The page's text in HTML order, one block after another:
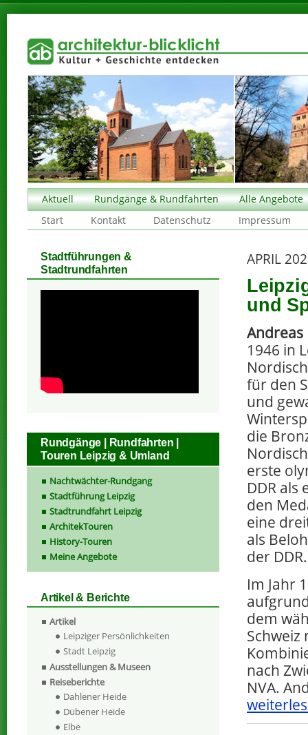
Aktuell Rundgänge & Rundfahrten
Alle Angebote
Start
Kontakt Datenschutz Impressum
APRIL
und
1946 in
für den
und
die
erste
DDR als
den
eine
als
der DDR.
Im Jahr
dem
nach
NVA.
Stadtführungen &
Stadtrundfahrten
Rundgänge | Rundfahrten |
Touren Leipzig & Umland
Nachtwächter-Rundgang
Stadtführung Leipzig
Stadtrundfahrt Leipzig
ArchitekTouren
History-Touren
Meine Angebote
Artikel & Berichte
Artikel
Leipziger Persönlichkeiten
Stadt Leipzig
Ausstellungen & Museen
Reiseberichte
Dahlener Heide
Dübener Heide
Elbe